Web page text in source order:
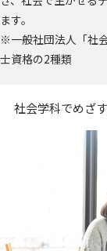
ます。
※一般社団法人「社
士資格の2種類
社会学科でめざ